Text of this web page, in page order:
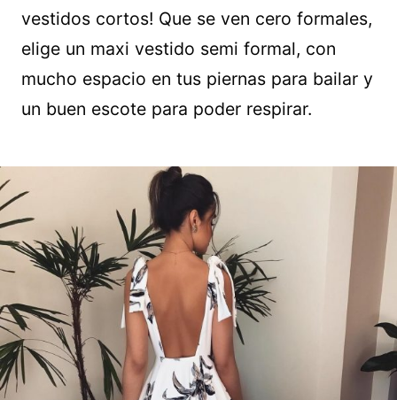
vestidos cortos! Que se ven cero formales,
elige un maxi vestido semi formal, con
mucho espacio en tus piernas para bailar y
un buen escote para poder respirar.